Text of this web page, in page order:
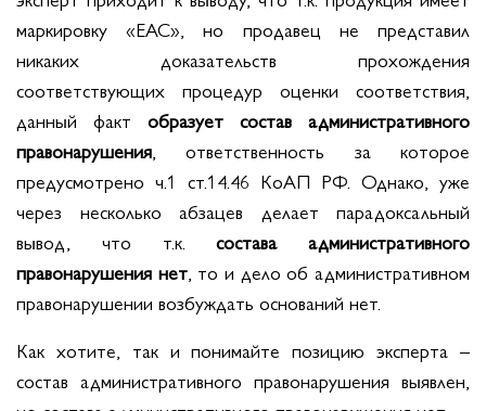
маркировку «ЕАС», но продавец не представил
никаких доказательств прохождения
соответствующих процедур оценки соответствия,
данный факт образует состав административного
правонарушения, ответственность за которое
предусмотрено ч.1 ст.14.46 КоАП РФ. Однако, уже
через несколько абзацев делает парадоксальный
вывод, что т.к.состава административного
правонарушения нет, то и дело об административном
правонарушении возбуждать оснований нет.
Как хотите, так и понимайте позицию эксперта –
состав административного правонарушения выявлен,